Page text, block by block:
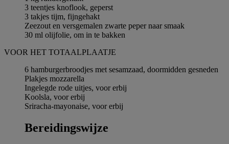
3 teentjes knoflook, geperst
3 takjes tijm, fijngehakt
Zeezout en versgemalen zwarte peper naar smaak
30 ml olijfolie, om in te bakken
VOOR HET TOTAALPLAATJE
6 hamburgerbroodjes met sesamzaad, doormidden gesneden
Plakjes mozzarella
Ingelegde rode uitjes, voor erbij
Koolsla, voor erbij
Sriracha-mayonaise, voor erbij
Bereidingswijze